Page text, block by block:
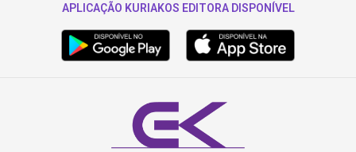
APLICAÇÃO KURIAKOS EDITORA DISPONÍVEL